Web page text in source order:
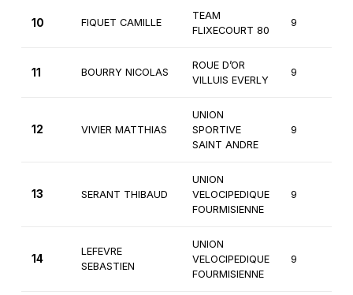
10 FIQUET CAMILLE
TEAM
FLIXECOURT 80
9
11 BOURRY NICOLAS
ROUE D’OR
VILLUIS EVERLY
9
12 VIVIER MATTHIAS
UNION
SPORTIVE
SAINT ANDRE
9
13 SERANT THIBAUD
UNION
VELOCIPEDIQUE
FOURMISIENNE
9
14
LEFEVRE
SEBASTIEN
UNION
VELOCIPEDIQUE
FOURMISIENNE
9